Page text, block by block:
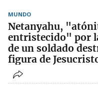
MUNDO
Netanyahu,
entristecido" por
de un soldado
figura de